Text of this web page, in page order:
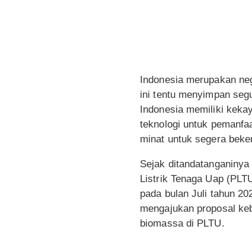
Indonesia merupakan
ini tentu menyimpan
Indonesia memiliki
teknologi untuk
minat untuk segera
Sejak
Listrik Tenaga Uap
pada bulan Juli tahun
mengajukan proposal
biomassa di PLTU.